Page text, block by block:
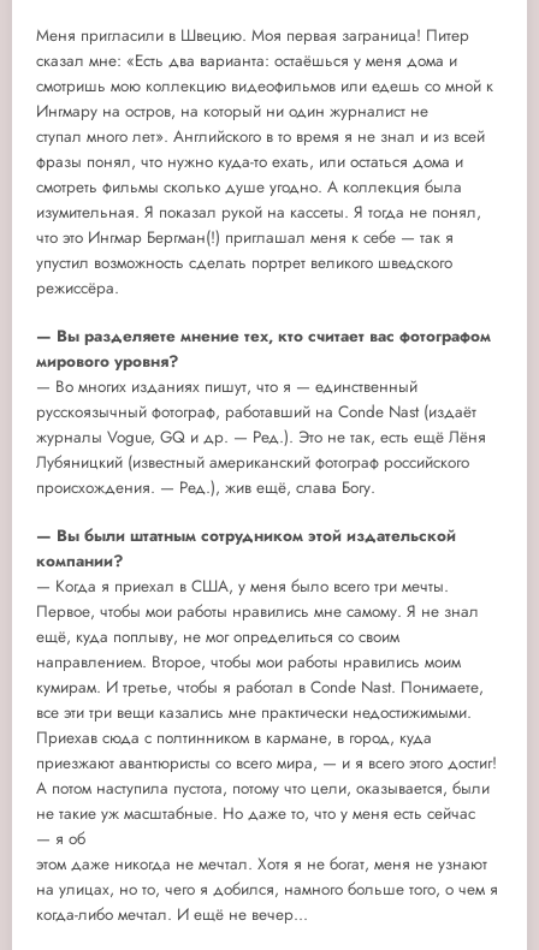
Меня пригласили в Швецию. Моя первая заграница! Питер
сказал мне: «Есть два варианта: остаёшься у меня дома и
смотришь мою коллекцию видеофильмов или едешь со мной к
Ингмару на остров, на который ни один журналист не
ступал много лет». Английского в то время я не знал и из всей
фразы понял, что нужно куда-то ехать, или остаться дома и
смотреть фильмы сколько душе угодно. А коллекция была
изумительная. Я показал рукой на кассеты. Я тогда не понял,
что это Ингмар Бергман(!) приглашал меня к себе — так я
упустил возможность сделать портрет великого шведского
режиссёра.
— Вы разделяете мнение тех, кто считает вас фотографом
мирового уровня?
— Во многих изданиях пишут, что я — единственный
русскоязычный фотограф, работавший на Conde Nast (издаёт
журналы Vogue, GQ и др. — Ред.). Это не так, есть ещё Лёня
Лубяницкий (известный американский фотограф российского
происхождения. — Ред.), жив ещё, слава Богу.
— Вы были штатным сотрудником этой издательской
компании?
— Когда я приехал в США, у меня было всего три мечты.
Первое, чтобы мои работы нравились мне самому. Я не знал
ещё, куда поплыву, не мог определиться со своим
направлением. Второе, чтобы мои работы нравились моим
кумирам. И третье, чтобы я работал в Conde Nast. Понимаете,
все эти три вещи казались мне практически недостижимыми.
Приехав сюда с полтинником в кармане, в город, куда
приезжают авантюристы со всего мира, — и я всего этого достиг!
А потом наступила пустота, потому что цели, оказывается, были
не такие уж масштабные. Но даже то, что у меня есть сейчас
— я об
этом даже никогда не мечтал. Хотя я не богат, меня не узнают
на улицах, но то, чего я добился, намного больше того, о чем я
когда-либо мечтал. И ещё не вечер...